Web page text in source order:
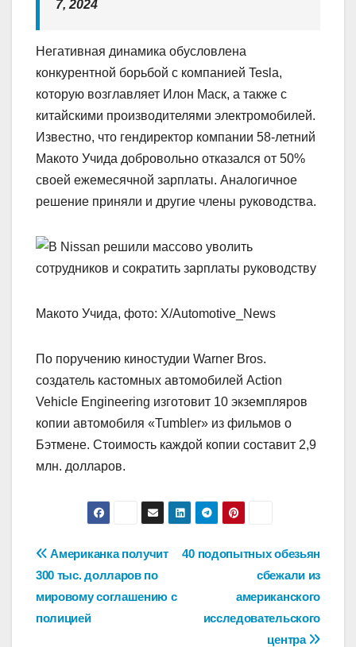
7, 2024
Негативная динамика обусловлена
конкурентной борьбой с компанией Tesla,
которую возглавляет Илон Маск, а также с
китайскими производителями электромобилей.
Известно, что гендиректор компании 58-летний
Макото Учида добровольно отказался от 50%
своей ежемесячной зарплаты. Аналогичное
решение приняли и другие члены руководства.
Макото Учида, фото: Х/Automotive_News
По поручению киностудии Warner Bros.
создатель кастомных автомобилей Action
Vehicle Engineering изготовит 10 экземпляров
копии автомобиля «Tumbler» из фильмов о
Бэтмене. Стоимость каждой копии составит 2,9
млн. долларов.
Навигация
по
записям
40 подопытных обезьян
сбежали из
американского
исследовательского
центра
Американка получит
300 тыс. долларов по
мировому соглашению с
полицией